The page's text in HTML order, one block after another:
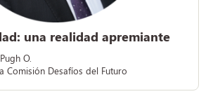
una realidad apremiante
O.
Comisión Desafíos del Futuro